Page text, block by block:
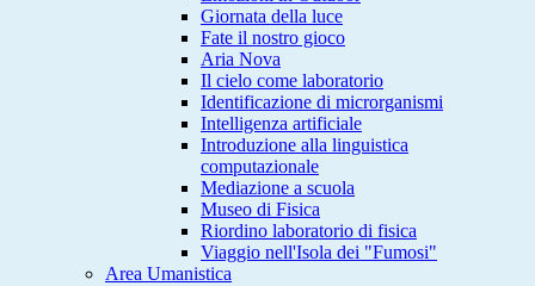
Giornata della luce
Fate il nostro gioco
Aria Nova
Il cielo come laboratorio
Identificazione di microrganismi
Intelligenza artificiale
Introduzione alla linguistica
computazionale
Mediazione a scuola
Museo di Fisica
Riordino laboratorio di fisica
Viaggio nell'Isola dei "Fumosi"
Area Umanistica